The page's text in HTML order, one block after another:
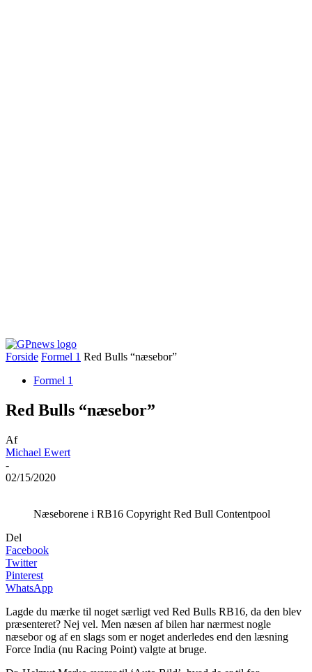
Forside Formel 1 Red Bulls “næsebor”
Formel 1
Red Bulls “næsebor”
Af
Michael Ewert
-
02/15/2020
Næseborene i RB16 Copyright Red Bull Contentpool
Del
Facebook
Twitter
Pinterest
WhatsApp
Lagde du mærke til noget særligt ved Red Bulls RB16, da den blev
præsenteret? Nej vel. Men næsen af bilen har nærmest nogle
næsebor og af en slags som er noget anderledes end den læsning
Force India (nu Racing Point) valgte at bruge.